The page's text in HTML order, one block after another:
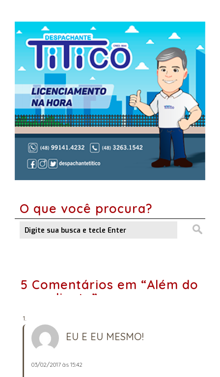
O que você procura?
5 Comentários em “Além do
expediente”
EU E EU MESMO!
03/02/2017 às 15:42